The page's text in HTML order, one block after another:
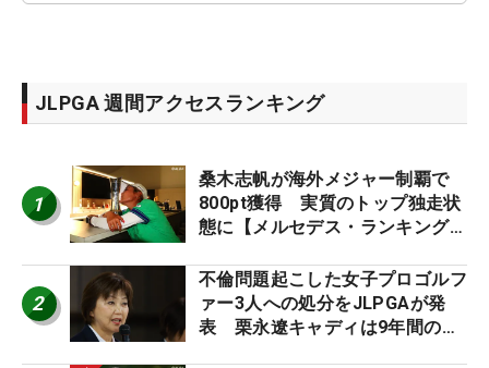
JLPGA 週間アクセスランキング
1
桑木志帆が海外メジャー制覇で
800pt獲得 実質のトップ独走状
態に【メルセデス・ランキング番
2
不倫問題起こした女子プロゴルフ
ァー3人への処分をJLPGAが発
表 栗永遼キャディは9年間の立